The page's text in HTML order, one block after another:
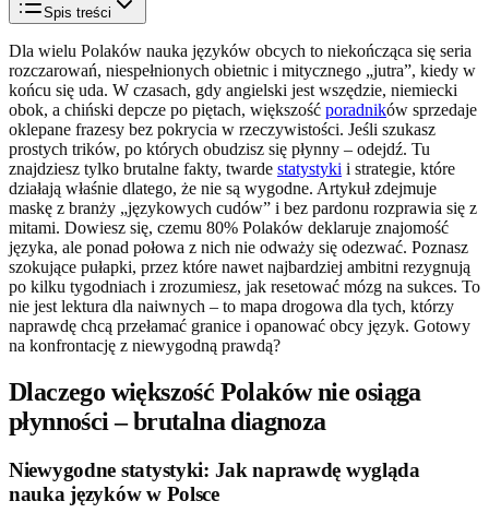
Spis treści
Dla wielu Polaków nauka języków obcych to niekończąca się seria
rozczarowań, niespełnionych obietnic i mitycznego „jutra”, kiedy w
końcu się uda. W czasach, gdy angielski jest wszędzie, niemiecki
obok, a chiński depcze po piętach, większość poradników sprzedaje
oklepane frazesy bez pokrycia w rzeczywistości. Jeśli szukasz
prostych trików, po których obudzisz się płynny – odejdź. Tu
znajdziesz tylko brutalne fakty, twarde statystyki i strategie, które
działają właśnie dlatego, że nie są wygodne. Artykuł zdejmuje
maskę z branży „językowych cudów” i bez pardonu rozprawia się z
mitami. Dowiesz się, czemu 80% Polaków deklaruje znajomość
języka, ale ponad połowa z nich nie odważy się odezwać. Poznasz
szokujące pułapki, przez które nawet najbardziej ambitni rezygnują
po kilku tygodniach i zrozumiesz, jak resetować mózg na sukces. To
nie jest lektura dla naiwnych – to mapa drogowa dla tych, którzy
naprawdę chcą przełamać granice i opanować obcy język. Gotowy
na konfrontację z niewygodną prawdą?
Dlaczego większość Polaków nie osiąga
płynności – brutalna diagnoza
Niewygodne statystyki: Jak naprawdę wygląda
nauka języków w Polsce